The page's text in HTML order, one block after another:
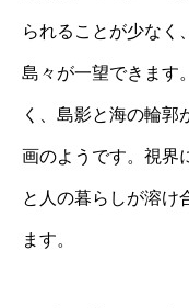
られることが少なく
島々が一望できます
く、島影と海の輪郭
画のようです。視界
と人の暮らしが溶け
ます。